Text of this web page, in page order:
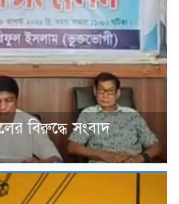
বিরুদ্ধে সংবাদ